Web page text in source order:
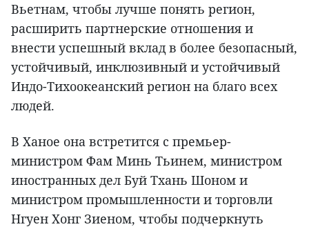
Вьетнам, чтобы лучше понять регион,
расширить партнерские отношения и
внести успешный вклад в более безопасный,
устойчивый, инклюзивный и устойчивый
Индо-Тихоокеанский регион на благо всех
людей.
В Ханое она встретится с премьер-
министром Фам Минь Тьинем, министром
иностранных дел Буй Тхань Шоном и
министром промышленности и торговли
Нгуен Хонг Зиеном, чтобы подчеркнуть